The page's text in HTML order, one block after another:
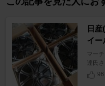
日
イー
マーチ
達氏
96